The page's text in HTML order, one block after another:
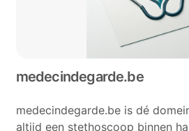
medecindegarde.be
medecindegarde.be is dé
altijd een stethoscoop binnen